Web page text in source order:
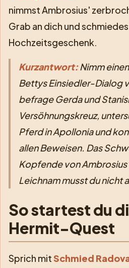
nimmst Ambrosius'
Grab an dich und
Hochzeitsgeschenk.
Kurzantwort:Nimm
Bettys Einsiedler-Dialog
befrage Gerda und
Versöhnungskreuz,
Pferd in Apollonia und
allen Beweisen. Das
Kopfende von
Leichnam musst du nicht
So startest du
Hermit-Quest
Sprich mitSchmied